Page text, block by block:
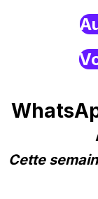
Cette